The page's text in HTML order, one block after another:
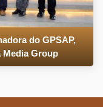
do GPSAP,
Media Group